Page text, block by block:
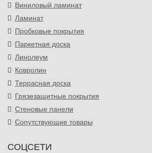
Виниловый ламинат
Ламинат
Пробковые покрытия
Паркетная доска
Линолеум
Ковролин
Террасная доска
Грязезащитные покрытия
Стеновые панели
Сопутствующие товары
СОЦСЕТИ